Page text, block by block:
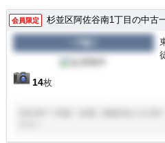
会員限定 杉並区阿佐谷南1丁目の中古
14枚